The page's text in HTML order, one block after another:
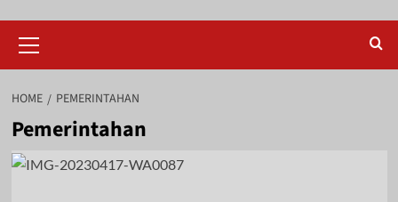
Menu
HOME PEMERINTAHAN
Pemerintahan